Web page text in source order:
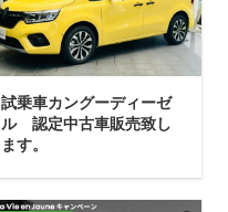
試乗車カングーディーゼ
ル 認定中古車販売致し
ます。